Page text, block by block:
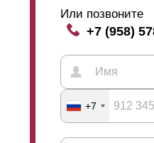
Или позвоните
+7 (958)
+7